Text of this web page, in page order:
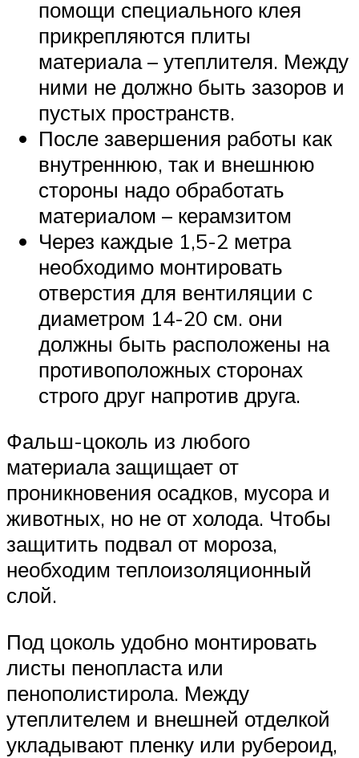
помощи специального клея
прикрепляются плиты
материала – утеплителя. Между
ними не должно быть зазоров и
пустых пространств.
После завершения работы как
внутреннюю, так и внешнюю
стороны надо обработать
материалом – керамзитом
Через каждые 1,5-2 метра
необходимо монтировать
отверстия для вентиляции с
диаметром 14-20 см. они
должны быть расположены на
противоположных сторонах
строго друг напротив друга.
Фальш-цоколь из любого
материала защищает от
проникновения осадков, мусора и
животных, но не от холода. Чтобы
защитить подвал от мороза,
необходим теплоизоляционный
слой.
Под цоколь удобно монтировать
листы пенопласта или
пенополистирола. Между
утеплителем и внешней отделкой
укладывают пленку или рубероид,